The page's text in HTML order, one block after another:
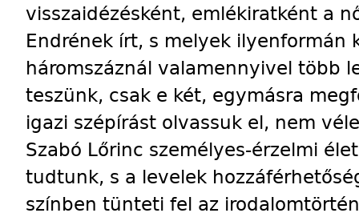
visszaidézésként, emlékiratként a
Endrének írt, s melyek ilyenformán
háromszáznál valamennyivel több
teszünk, csak e két, egymásra
igazi szépírást olvassuk el, nem
Szabó Lőrinc személyes-érzelmi
tudtunk, s a levelek
színben tünteti fel az